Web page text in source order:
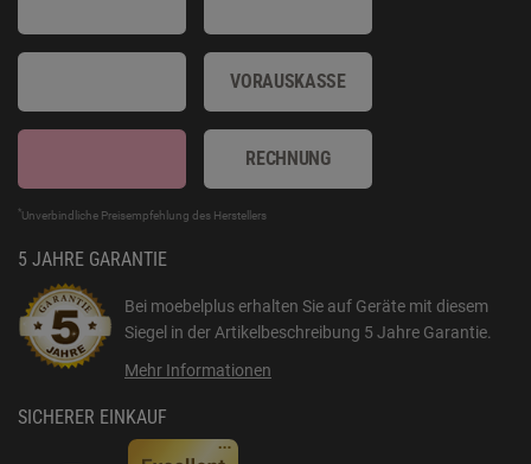
VORAUSKASSE
RECHNUNG
*Unverbindliche Preisempfehlung des Herstellers
5 JAHRE GARANTIE
Bei moebelplus erhalten Sie auf Geräte mit diesem
Siegel in der Artikelbeschreibung 5 Jahre Garantie.
Mehr Informationen
SICHERER EINKAUF